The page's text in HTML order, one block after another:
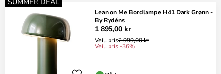
Lean on Me Bordlampe H41 Dark Grønn -
By Rydéns
1 895,00 kr
Veil. pris2 999,00 kr
Veil. pris -36%